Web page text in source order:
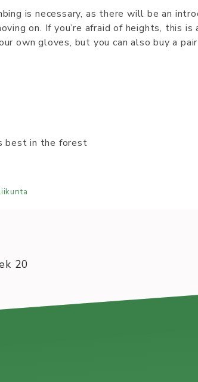
is necessary, as there will be an
on. If you’re afraid of heights, this
own gloves, but you can also buy a
best in the forest
20